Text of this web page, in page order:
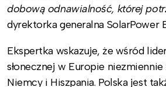
dobową odnawialność, której
dyrektorka generalna SolarPower
Ekspertka wskazuje, że wśród
słonecznej w Europie niezmiennie
Niemcy i Hiszpania. Polska jest